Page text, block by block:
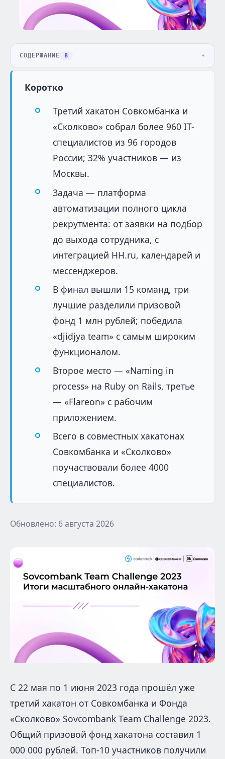
СОДЕРЖАНИЕ 8
Коротко
Третий хакатон Совкомбанка и
«Сколково» собрал более 960 IT-
специалистов из 96 городов
России; 32% участников — из
Москвы.
Задача — платформа
автоматизации полного цикла
рекрутмента: от заявки на подбор
до выхода сотрудника, с
интеграцией HH.ru, календарей и
мессенджеров.
В финал вышли 15 команд, три
лучшие разделили призовой
фонд 1 млн рублей; победила
«djidjya team» с самым широким
функционалом.
Второе место — «Naming in
process» на Ruby on Rails, третье
— «Flareon» с рабочим
приложением.
Всего в совместных хакатонах
Совкомбанка и «Сколково»
поучаствовали более 4000
специалистов.
Обновлено: 6 августа 2026
С 22 мая по 1 июня 2023 года прошёл уже
третий хакатон от Совкомбанка и Фонда
«Сколково» Sovcombank Team Challenge 2023.
Общий призовой фонд хакатона составил 1
000 000 рублей. Топ-10 участников получили